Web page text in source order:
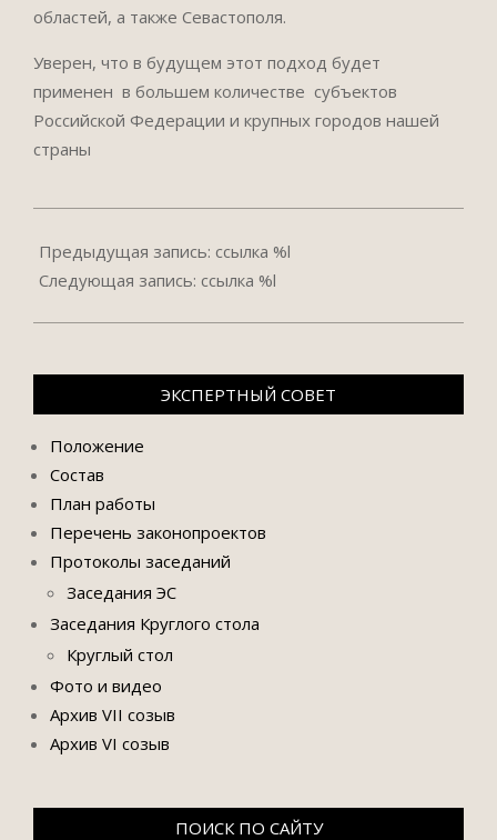
областей, а также Севастополя.
Уверен, что в будущем этот подход будет
применен в большем количестве субъектов
Российской Федерации и крупных городов нашей
страны
09-
21
Предыдущая запись: ссылка %l
Следующая запись: ссылка %l
ЭКСПЕРТНЫЙ СОВЕТ
Положение
Состав
План работы
Перечень законопроектов
Протоколы заседаний
Заседания ЭС
Заседания Круглого стола
Круглый стол
Фото и видео
Архив VII созыв
Архив VI созыв
ПОИСК ПО САЙТУ